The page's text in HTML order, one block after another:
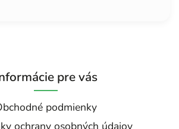
pre vás
podmienky
ochrany osobných údajov